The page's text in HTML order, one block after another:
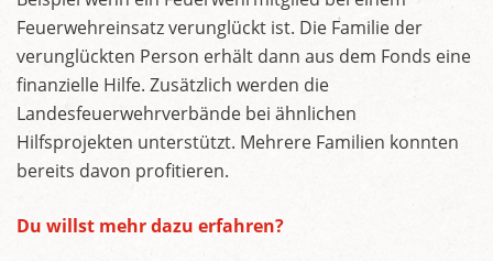
Feuerwehreinsatz verunglückt ist. Die Familie der
verunglückten Person erhält dann aus dem Fonds eine
finanzielle Hilfe. Zusätzlich werden die
Landesfeuerwehrverbände bei ähnlichen
Hilfsprojekten unterstützt. Mehrere Familien konnten
bereits davon profitieren.
Du willst mehr dazu erfahren?